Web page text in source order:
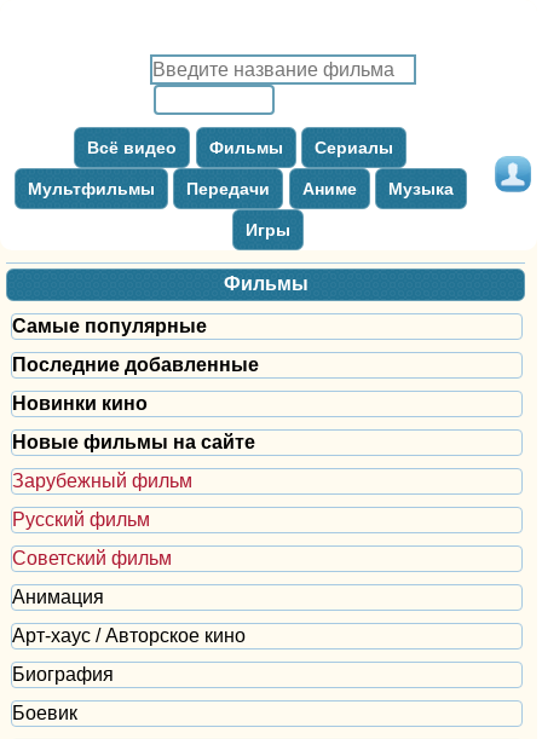
Всё видео Фильмы Сериалы
Мультфильмы Передачи Аниме Музыка
Игры
Фильмы
Самые популярные
Последние добавленные
Новинки кино
Новые фильмы на сайте
Зарубежный фильм
Русский фильм
Советский фильм
Анимация
Арт-хаус / Авторское кино
Биография
Боевик